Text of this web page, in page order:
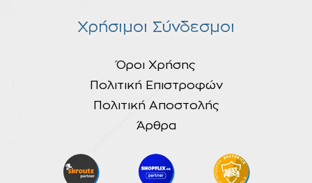
Χρήσιμοι Σύνδεσμοι
Όροι Χρήσης
Πολιτική Επιστροφών
Πολιτική Αποστολής
Άρθρα